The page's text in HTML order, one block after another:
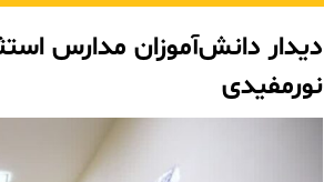
دیدار دانش‌آموزان مدارس
نورمفیدی